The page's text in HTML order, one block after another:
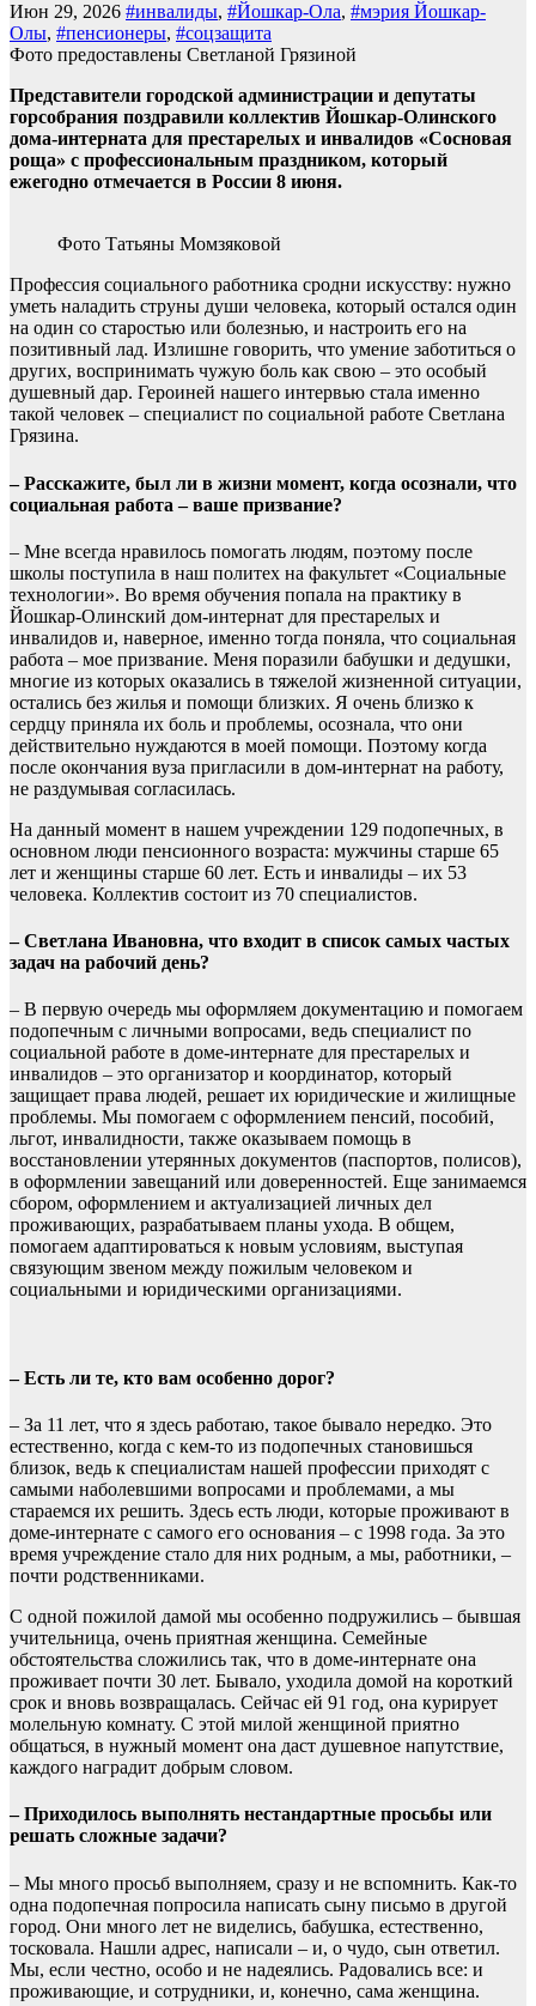
Июн 29, 2026 #инвалиды, #Йошкар-Ола, #мэрия Йошкар-
Олы, #пенсионеры, #соцзащита
Фото предоставлены Светланой Грязиной
Представители городской администрации и депутаты
горсобрания поздравили коллектив Йошкар-Олинского
дома-интерната для престарелых и инвалидов «Сосновая
роща» с профессиональным праздником, который
ежегодно отмечается в России 8 июня.
Фото Татьяны Момзяковой
Профессия социального работника сродни искусству: нужно
уметь наладить струны души человека, который остался один
на один со старостью или болезнью, и настроить его на
позитивный лад. Излишне говорить, что умение заботиться о
других, воспринимать чужую боль как свою – это особый
душевный дар. Героиней нашего интервью стала именно
такой человек – специалист по социальной работе Светлана
Грязина.
– Расскажите, был ли в жизни момент, когда осознали, что
социальная работа – ваше призвание?
– Мне всегда нравилось помогать людям, поэтому после
школы поступила в наш политех на факультет «Социальные
технологии». Во время обучения попала на практику в
Йошкар-Олинский дом-интернат для престарелых и
инвалидов и, наверное, именно тогда поняла, что социальная
работа – мое призвание. Меня поразили бабушки и дедушки,
многие из которых оказались в тяжелой жизненной ситуации,
остались без жилья и помощи близких. Я очень близко к
сердцу приняла их боль и проблемы, осознала, что они
действительно нуждаются в моей помощи. Поэтому когда
после окончания вуза пригласили в дом-интернат на работу,
не раздумывая согласилась.
На данный момент в нашем учреждении 129 подопечных, в
основном люди пенсионного возраста: мужчины старше 65
лет и женщины старше 60 лет. Есть и инвалиды – их 53
человека. Коллектив состоит из 70 специалистов.
–Светлана Ивановна, что входит в список самых частых
задач на рабочий день?
– В первую очередь мы оформляем документацию и помогаем
подопечным с личными вопросами, ведь специалист по
социальной работе в доме-интернате для престарелых и
инвалидов – это организатор и координатор, который
защищает права людей, решает их юридические и жилищные
проблемы. Мы помогаем с оформлением пенсий, пособий,
льгот, инвалидности, также оказываем помощь в
восстановлении утерянных документов (паспортов, полисов),
в оформлении завещаний или доверенностей. Еще занимаемся
сбором, оформлением и актуализацией личных дел
проживающих, разрабатываем планы ухода. В общем,
помогаем адаптироваться к новым условиям, выступая
связующим звеном между пожилым человеком и
социальными и юридическими организациями.
– Есть ли те, кто вам особенно дорог?
– За 11 лет, что я здесь работаю, такое бывало нередко. Это
естественно, когда с кем-то из подопечных становишься
близок, ведь к специалистам нашей профессии приходят с
самыми наболевшими вопросами и проблемами, а мы
стараемся их решить. Здесь есть люди, которые проживают в
доме-интернате с самого его основания – с 1998 года. За это
время учреждение стало для них родным, а мы, работники, –
почти родственниками.
С одной пожилой дамой мы особенно подружились – бывшая
учительница, очень приятная женщина. Семейные
обстоятельства сложились так, что в доме-интернате она
проживает почти 30 лет. Бывало, уходила домой на короткий
срок и вновь возвращалась. Сейчас ей 91 год, она курирует
молельную комнату. С этой милой женщиной приятно
общаться, в нужный момент она даст душевное напутствие,
каждого наградит добрым словом.
– Приходилось выполнять нестандартные просьбы или
решать сложные задачи?
– Мы много просьб выполняем, сразу и не вспомнить. Как-то
одна подопечная попросила написать сыну письмо в другой
город. Они много лет не виделись, бабушка, естественно,
тосковала. Нашли адрес, написали – и, о чудо, сын ответил.
Мы, если честно, особо и не надеялись. Радовались все: и
проживающие, и сотрудники, и, конечно, сама женщина.